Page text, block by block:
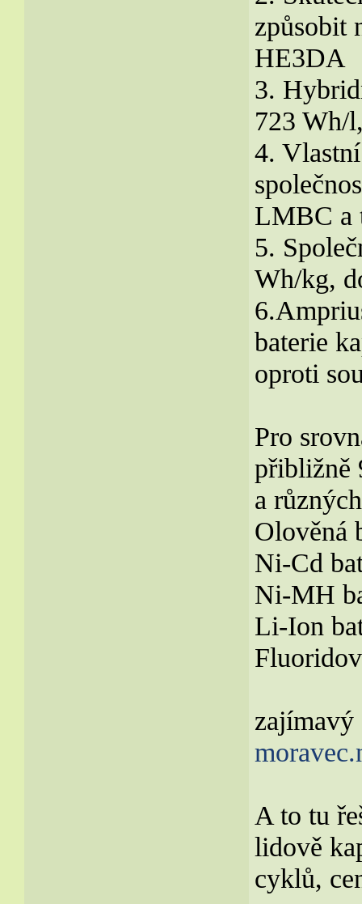
způsobit
HE3DA
3.
723 Wh/
4.
LMBC a
5.
Wh/kg,
baterie
oproti
Pro
přibližně
a
Olověná
Ni-Cd
Ni-MH
Li-Ion
A to tu
lidově
cyklů,